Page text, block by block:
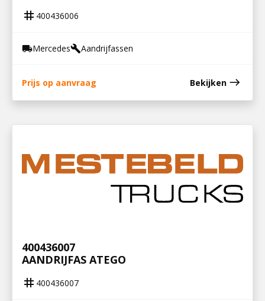
tag 400436006
local_shippingMercedesbuildAandrijfassen
Prijs op aanvraag Bekijken east
400436007
AANDRIJFAS ATEGO
tag 400436007